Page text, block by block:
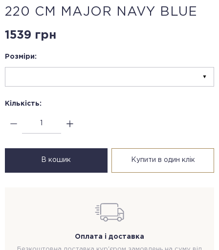
220 СМ MAJOR NAVY BLUE
1539 грн
Розміри:
Кількість:
В кошик Купити в один клік
Оплата і доставка